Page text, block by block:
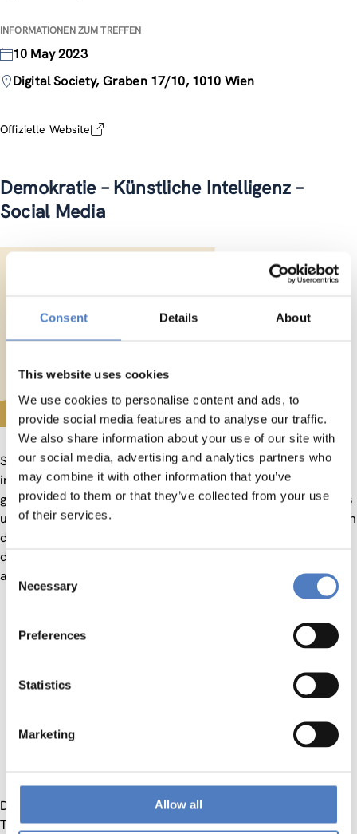
Consent Details About
This website uses cookies
We use cookies to personalise content and ads, to
provide social media features and to analyse our traffic.
We also share information about your use of our site with
our social media, advertising and analytics partners who
may combine it with other information that you’ve
provided to them or that they’ve collected from your use
of their services.
Selection
Necessary
Preferences
Statistics
Marketing
Allow all
INFORMATIONEN ZUM TREFFEN
10 May 2023
Digital Society, Graben 17/10, 1010 Wien
Offizielle Website
Demokratie – Künstliche Intelligenz –
Social Media
Social Media, ChatGPT und künstliche Intelligenz sind aktuell
in aller Munde. Dass aus allen drei Bereichen disruptive
gesellschaftliche Veränderung zu erwarten sind, ist ebenfalls
unbestritten. Welche Veränderungen und Herausforderungen
dies auch für die Demokratie und Politik bedeuten,
diskutieren wir in diesem Themenblock. Wir sprechen unter
anderem darüber:
Entwicklung der Demokratie?
Welche Rolle spielen Social Media in der Gestaltung
Wie verändert sich unsere Wahrnehmung in Bezug
Media?
Welche neue Partizipations- und Gestaltungsmodelle
Diese Veranstaltung ist Teil einer Serie, die sich mit dem
Thema “Zukunft der Demokratie” beschäftigt.